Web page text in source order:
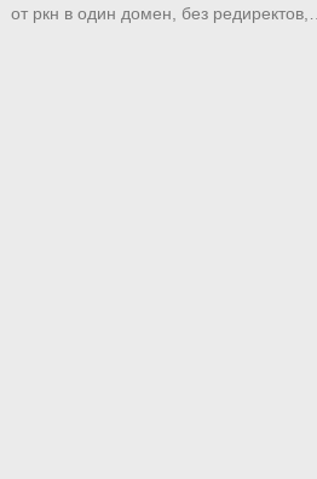
от ркн в один домен, без редиректов,…